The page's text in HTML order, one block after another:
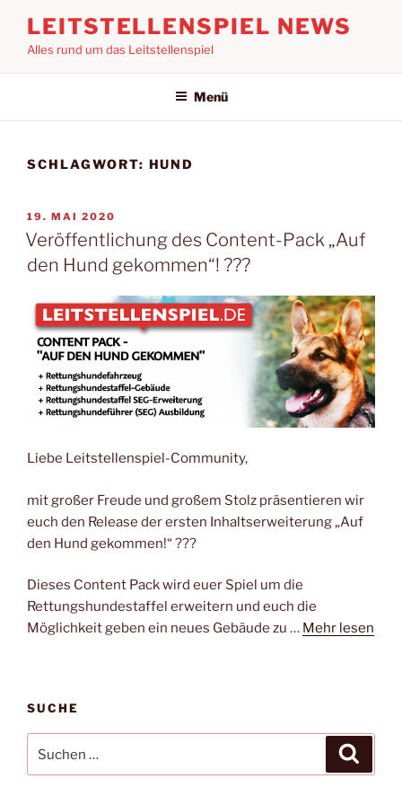
Inhalt
springen
LEITSTELLENSPIEL NEWS
Alles rund um das Leitstellenspiel
Menü
SCHLAGWORT: HUND
VERÖFFENTLICHT
AM
19. MAI 2020
Veröffentlichung des Content-Pack „Auf
den Hund gekommen“! ??‍?
Liebe Leitstellenspiel-Community,
mit großer Freude und großem Stolz präsentieren wir
euch den Release der ersten Inhaltserweiterung „Auf
den Hund gekommen!“ ??‍?
Dieses Content Pack wird euer Spiel um die
Rettungshundestaffel erweitern und euch die
Möglichkeit geben ein neues Gebäude zu … Mehr lesen
SUCHE
nach: